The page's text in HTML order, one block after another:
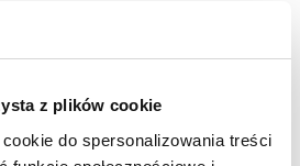
z plików cookie
do spersonalizowania treści
gdzie indywidualizm i osobiste
akcenty w biżuterii pozwalają
zbiór biżuterii, który w pełni
barw. W jej skład wchodzą